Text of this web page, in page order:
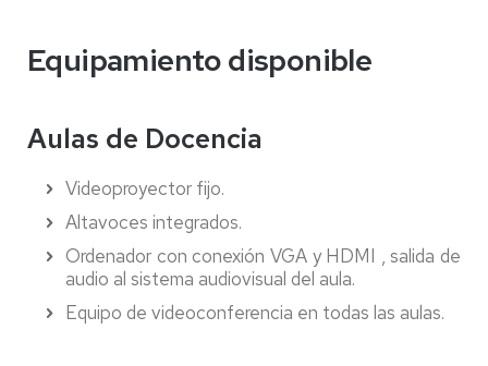
Equipamiento disponible
Aulas de Docencia
Videoproyector fijo.
Altavoces integrados.
Ordenador con conexión VGA y HDMI , salida de
audio al sistema audiovisual del aula.
Equipo de videoconferencia en todas las aulas.